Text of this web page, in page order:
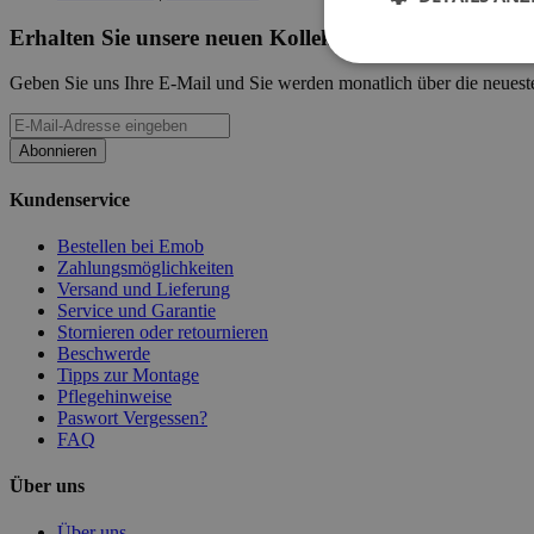
Erhalten Sie unsere neuen Kollektionen und
Geben Sie uns Ihre E-Mail und Sie werden monatlich über die
Abonnieren
Kundenservice
Bestellen bei Emob
Zahlungsmöglichkeiten
Versand und Lieferung
Service und Garantie
Stornieren oder retournieren
Beschwerde
Tipps zur Montage
Pflegehinweise
Paswort Vergessen?
FAQ
Über uns